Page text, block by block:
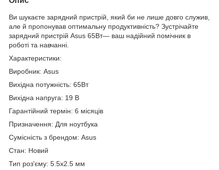
Ви шукаєте зарядний пристрій, який би не лише довго служив,
але й пропонував оптимальну продуктивність? Зустрічайте
зарядний пристрій Asus 65Вт— ваш надійний помічник в
роботі та навчанні.
Характеристики:
Виробник: Asus
Вихідна потужність: 65Вт
Вихідна напруга: 19 В
Гарантійний термін: 6 місяців
Призначення: Для ноутбука
Сумісність з брендом: Asus
Стан: Новий
Тип роз'єму: 5.5x2.5 мм